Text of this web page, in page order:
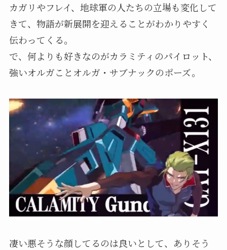
カガリやフレイ、地球軍の人たちの立場も変化して
きて、物語が新展開を迎えることがわかりやすく
伝わってくる。
で、何よりも好きなのがカラミティのパイロット、
強いオルガことオルガ・サブナックのポーズ。
凄い悪そうな顔してるのは良いとして、ありそう